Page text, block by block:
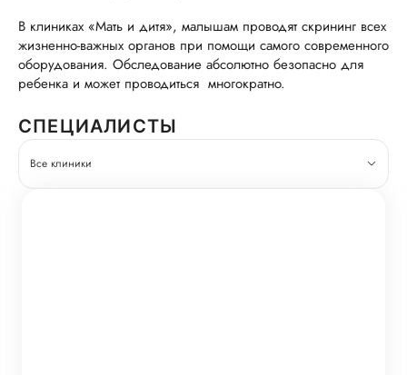
В клиниках «Мать и дитя», малышам проводят скрининг всех
жизненно-важных органов при помощи самого современного
оборудования. Обследование абсолютно безопасно для
ребенка и может проводиться многократно.
СПЕЦИАЛИСТЫ
Все клиники